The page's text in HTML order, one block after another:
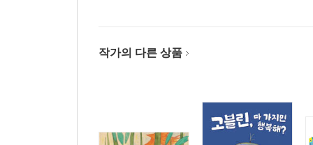
호기심을 풀어 줄 15가지 약에 관한 지식
35가지 아프리카에 대한 놀라운 지식
100가지 복슬복슬한 포유류에 관한 지식
작가의 다른 상품